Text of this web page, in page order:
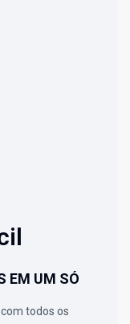
EM UM SÓ
todos os